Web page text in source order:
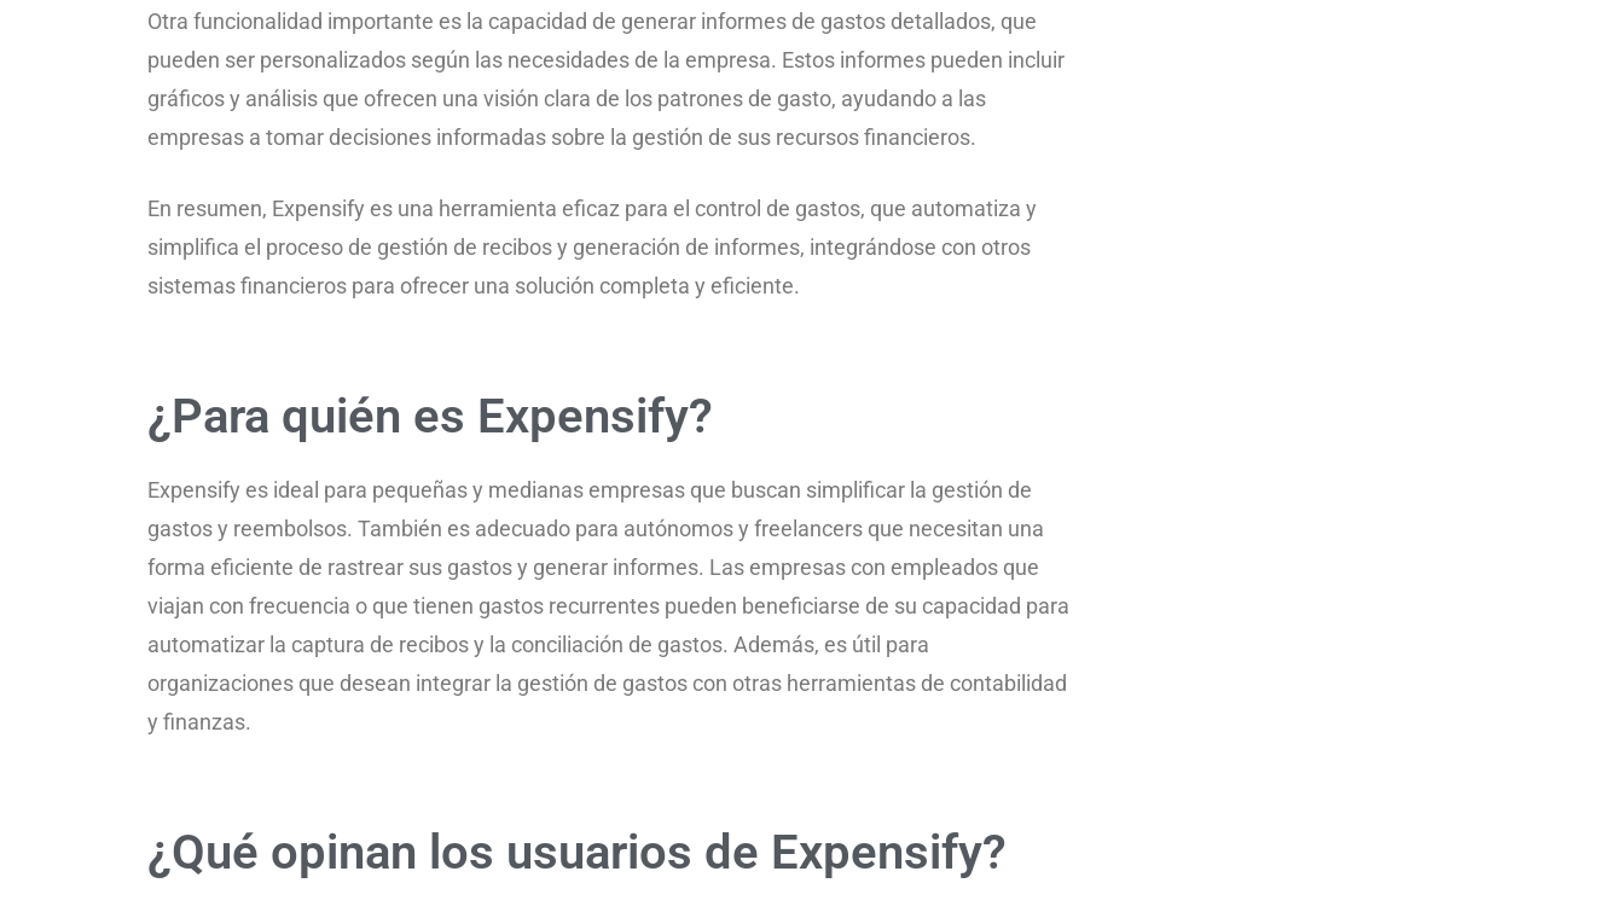
Otra funcionalidad importante es la capacidad de generar informes de gastos detallados, que
pueden ser personalizados según las necesidades de la empresa. Estos informes pueden incluir
gráficos y análisis que ofrecen una visión clara de los patrones de gasto, ayudando a las
empresas a tomar decisiones informadas sobre la gestión de sus recursos financieros.
En resumen, Expensify es una herramienta eficaz para el control de gastos, que automatiza y
simplifica el proceso de gestión de recibos y generación de informes, integrándose con otros
sistemas financieros para ofrecer una solución completa y eficiente.
¿Para quién es Expensify?
Expensify es ideal para pequeñas y medianas empresas que buscan simplificar la gestión de
gastos y reembolsos. También es adecuado para autónomos y freelancers que necesitan una
forma eficiente de rastrear sus gastos y generar informes. Las empresas con empleados que
viajan con frecuencia o que tienen gastos recurrentes pueden beneficiarse de su capacidad para
automatizar la captura de recibos y la conciliación de gastos. Además, es útil para
organizaciones que desean integrar la gestión de gastos con otras herramientas de contabilidad
y finanzas.
¿Qué opinan los usuarios de Expensify?